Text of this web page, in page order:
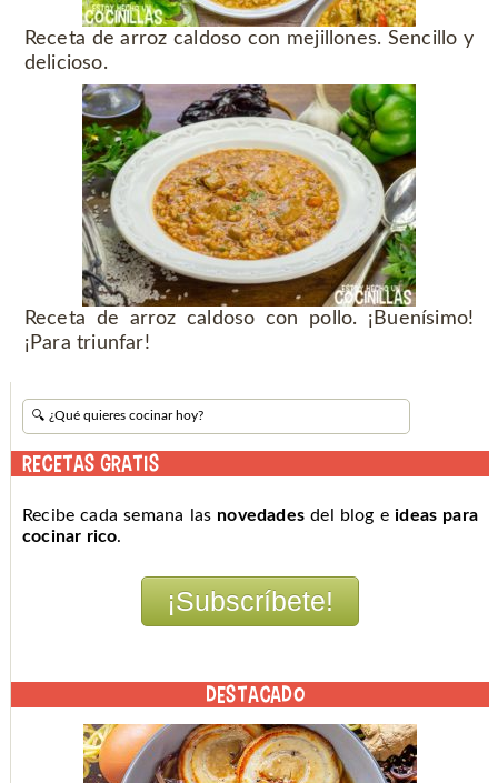
Receta de arroz caldoso con mejillones. Sencillo y
delicioso.
Receta de arroz caldoso con pollo. ¡Buenísimo!
¡Para triunfar!
RECETAS GRATIS
Recibe cada semana las novedades del blog eideas para
cocinar rico.
DESTACADO